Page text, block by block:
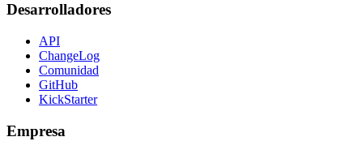
Desarrolladores
API
ChangeLog
Comunidad
GitHub
KickStarter
Empresa